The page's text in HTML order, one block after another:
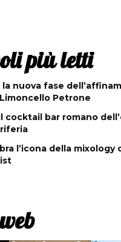
più letti
la nuova fase
Petrone
cocktail bar romano
l’icona della mixology